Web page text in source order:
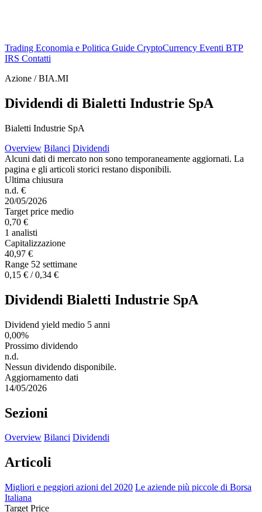
Trading Economia e Politica Guide CryptoCurrency Eventi BTP
IRS Contatti
Azione / BIA.MI
Dividendi di Bialetti Industrie SpA
Bialetti Industrie SpA
Overview Bilanci Dividendi
Alcuni dati di mercato non sono temporaneamente aggiornati. La
pagina e gli articoli storici restano disponibili.
Ultima chiusura
n.d. €
20/05/2026
Target price medio
0,70 €
1 analisti
Capitalizzazione
40,97 €
Range 52 settimane
0,15 € / 0,34 €
Dividendi Bialetti Industrie SpA
Dividend yield medio 5 anni
0,00%
Prossimo dividendo
n.d.
Nessun dividendo disponibile.
Aggiornamento dati
14/05/2026
Sezioni
Overview Bilanci Dividendi
Articoli
Migliori e peggiori azioni del 2020 Le aziende più piccole di Borsa
Italiana
Target Price